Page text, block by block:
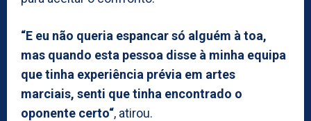
“E eu não queria espancar só alguém à toa,
mas quando esta pessoa disse à minha equipa
que tinha experiência prévia em artes
marciais, senti que tinha encontrado o
oponente certo“, atirou.